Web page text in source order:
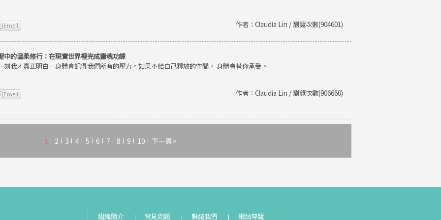
作者：Claudia Lin / 瀏覽次數(904601)
中的溫柔修行：在現實世界裡完成靈魂功課
刻我才真正明白－身體會記得我們所有的壓力。如果不給自己釋放的空間， 身體會替你承受。
作者：Claudia Lin / 瀏覽次數(906660)
1 2 3 4 5 6 7 8 9 10 下一頁>
組織簡介 常見問題 聯絡我們 網站導覽